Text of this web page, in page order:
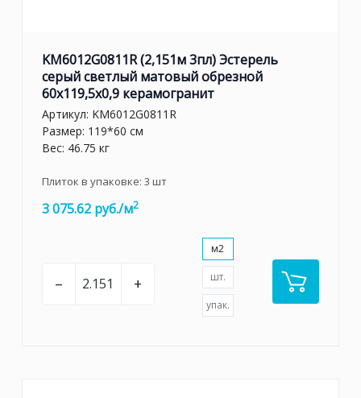
KM6012G0811R (2,151м 3пл) Эстерель
серый светлый матовый обрезной
60x119,5x0,9 керамогранит
Артикул: KM6012G0811R
Размер: 119*60 см
Вес: 46.75 кг
Плиток в упаковке: 3 шт
3 075.62 руб./м2
– +
м2
шт.
упак.